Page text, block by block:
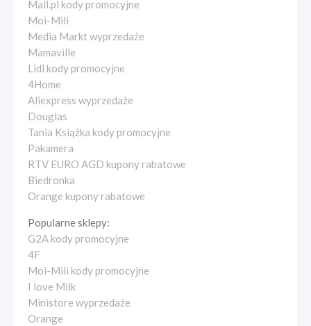
Mall.pl kody promocyjne
Moi-Mili
Media Markt wyprzedaże
Mamaville
Lidl kody promocyjne
4Home
Aliexpress wyprzedaże
Douglas
Tania Książka kody promocyjne
Pakamera
RTV EURO AGD kupony rabatowe
Biedronka
Orange kupony rabatowe
Popularne sklepy:
G2A kody promocyjne
4F
Moi-Mili kody promocyjne
I love Milk
Ministore wyprzedaże
Orange